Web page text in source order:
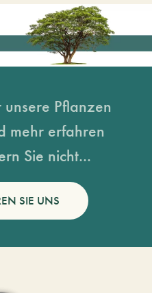
Pflanzen
mehr erfahren
Sie nicht...
SIE UNS